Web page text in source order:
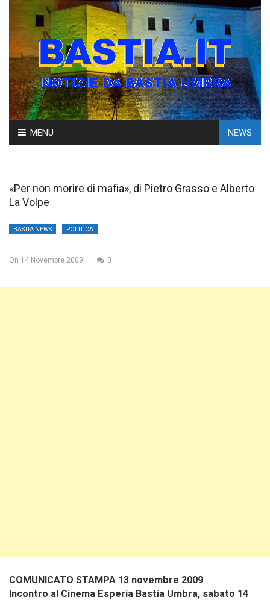
Skip
to
MENU NEWS
«Per non morire di mafia», di Pietro Grasso e Alberto
La Volpe
BASTIA NEWS POLITICA
On 14 Novembre 2009 0
COMUNICATO STAMPA 13 novembre 2009
Incontro al Cinema Esperia Bastia Umbra, sabato 14